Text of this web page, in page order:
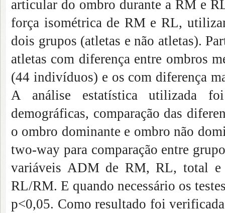
articular do ombro durante a RM e
força isométrica de RM e RL,
dois grupos (atletas e não atletas).
atletas com diferença entre ombros
(44 indivíduos) e os com diferença
A análise estatística utilizada
demográficas, comparação das
o ombro dominante e ombro não
two-way para comparação entre
variáveis ADM de RM, RL, total
RL/RM. E quando necessário os
p<0,05. Como resultado foi